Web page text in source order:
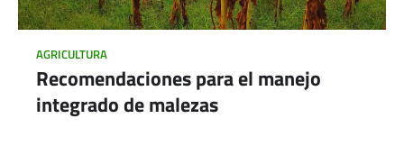
AGRICULTURA
Recomendaciones para el manejo
integrado de malezas